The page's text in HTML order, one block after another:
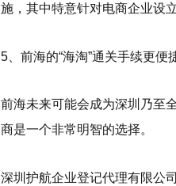
施，其中特意针对电商企业设
5、前海的“海淘”通关手续更
前海未来可能会成为深圳乃至
商是一个非常明智的选择。
深圳护航企业登记代理有限公